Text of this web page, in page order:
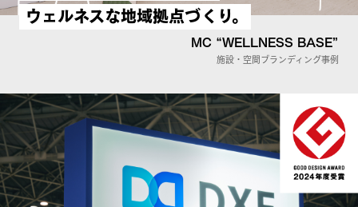
ウェルネスな地域拠点づくり。
MC “WELLNESS BASE”
施設・空間ブランディング事例